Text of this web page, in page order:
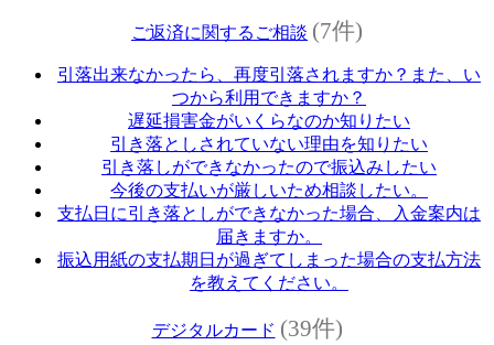
ご返済に関するご相談 (7件)
引落出来なかったら、再度引落されますか？また、い
つから利用できますか？
遅延損害金がいくらなのか知りたい
引き落としされていない理由を知りたい
引き落しができなかったので振込みしたい
今後の支払いが厳しいため相談したい。
支払日に引き落としができなかった場合、入金案内は
届きますか。
振込用紙の支払期日が過ぎてしまった場合の支払方法
を教えてください。
デジタルカード (39件)